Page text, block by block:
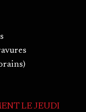
LE JEUDI